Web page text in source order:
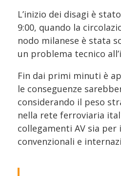
L’inizio dei disagi è
9:00, quando la
nodo milanese è stata
un problema tecnico
Fin dai primi minuti è
le conseguenze
considerando il peso
nella rete ferroviaria
collegamenti AV sia per
convenzionali e